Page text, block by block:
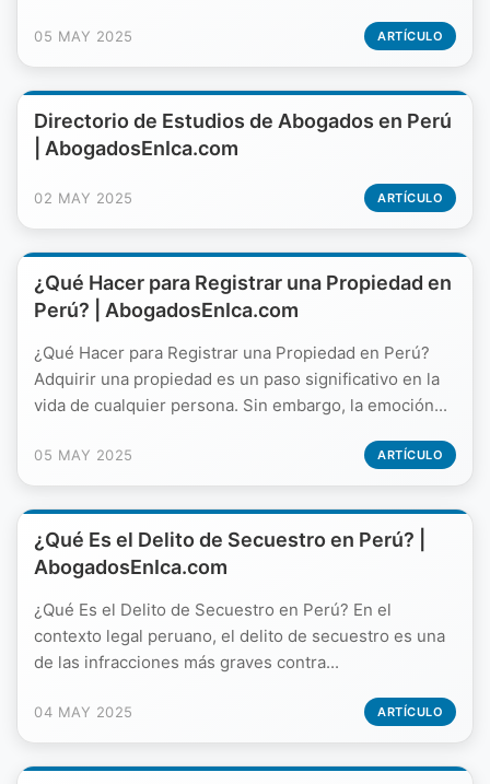
05 MAY 2025 ARTÍCULO
Directorio de Estudios de Abogados en Perú
| AbogadosEnIca.com
02 MAY 2025 ARTÍCULO
¿Qué Hacer para Registrar una Propiedad en
Perú? | AbogadosEnIca.com
¿Qué Hacer para Registrar una Propiedad en Perú?
Adquirir una propiedad es un paso significativo en la
vida de cualquier persona. Sin embargo, la emoción...
05 MAY 2025 ARTÍCULO
¿Qué Es el Delito de Secuestro en Perú? |
AbogadosEnIca.com
¿Qué Es el Delito de Secuestro en Perú? En el
contexto legal peruano, el delito de secuestro es una
de las infracciones más graves contra...
04 MAY 2025 ARTÍCULO